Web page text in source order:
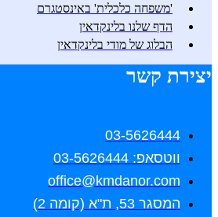
'משפחה כלכלית' באינסטגרם
הדף שלנו בלינקדאין
הבלוג של מודי בלינקדאין
יצירת קשר
03-5626444
ווטסאפ: 03-5626444
office@kmdanor.com
המסגר 53, ת"א (קומה 2)